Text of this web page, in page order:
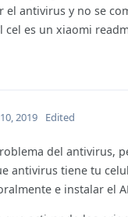
el antivirus y no se
cel es un xiaomi
2019 Edited
del antivirus,
antivirus tiene tu
e instalar el